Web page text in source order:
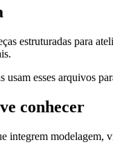
estruturadas para
esses arquivos
conhecer
integrem